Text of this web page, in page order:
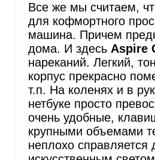
Все же мы считаем,
для кофмортного
машина. Причем
дома. И здесь Aspire
нареканий. Легкий,
корпус прекрасно
т.п. На коленях и в
нетбуке просто
очень удобные,
крупными объемами
неплохо